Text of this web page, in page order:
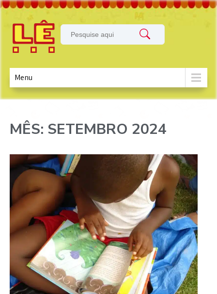
Skip
Menu
MÊS: SETEMBRO 2024